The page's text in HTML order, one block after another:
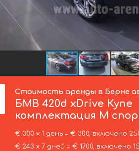
Стоимость аренды в Берне
БМВ 420d xDrive Купе
комплектация М
€ 300 х 1 день = € 300, включено
€ 243 х 7 дней = € 1700, включено